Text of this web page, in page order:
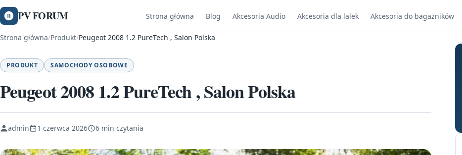
PV FORUM Strona główna Blog Akcesoria Audio Akcesoria dla lalek Akcesoria do bagażników
Strona główna/Produkt/Peugeot 2008 1.2 PureTech , Salon Polska
PRODUKT SAMOCHODY OSOBOWE
Peugeot 2008 1.2 PureTech , Salon Polska
admin 1 czerwca 2026 6 min czytania